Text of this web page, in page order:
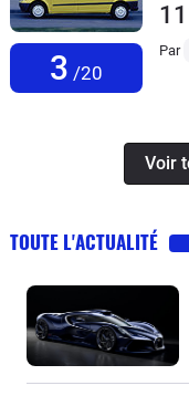
3 /20
Par
Voir
TOUTE L'ACTUALITÉ